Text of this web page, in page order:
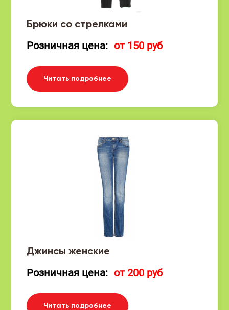
Брюки со стрелками
Розничная цена: от 150 руб
Читать подробнее
Джинсы женские
Розничная цена: от 200 руб
Читать подробнее